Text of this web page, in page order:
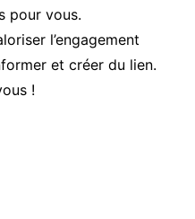
pour vous.
l’engagement
et créer du lien.
!